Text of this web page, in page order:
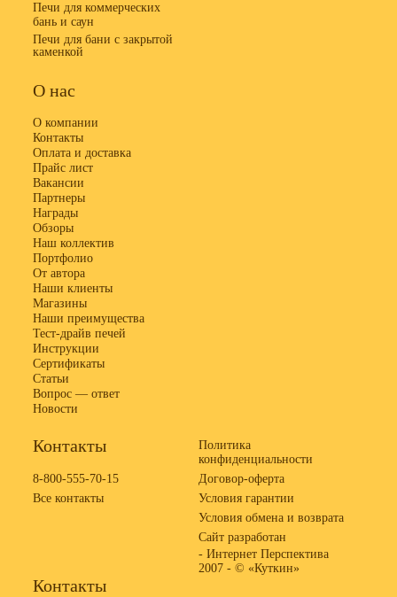
Печи для коммерческих
бань и саун
Печи для бани с закрытой
каменкой
О нас
О компании
Контакты
Оплата и доставка
Прайс лист
Вакансии
Партнеры
Награды
Обзоры
Наш коллектив
Портфолио
От автора
Наши клиенты
Магазины
Наши преимущества
Тест-драйв печей
Инструкции
Сертификаты
Статьи
Вопрос — ответ
Новости
Контакты
8-800-555-70-15
Все контакты
Политика
конфиденциальности
Договор-оферта
Условия гарантии
Условия обмена и возврата
Сайт разработан
- Интернет Перспектива
2007 - © «Куткин»
Контакты